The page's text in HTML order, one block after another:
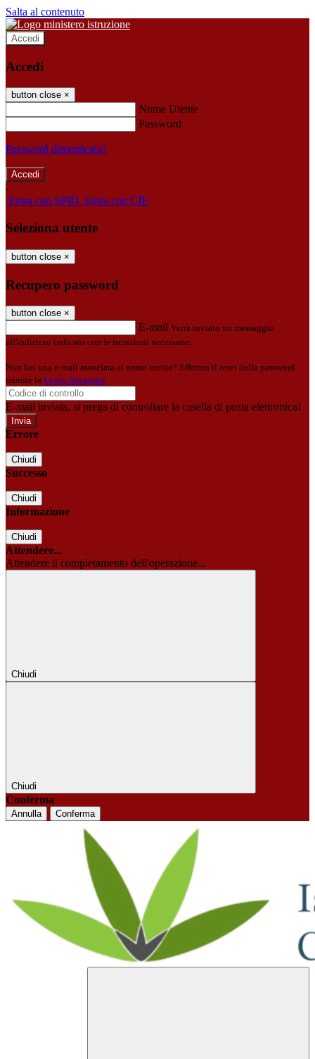
Salta al contenuto
Accedi
Accedi
button close ×
Nome Utente
Password
Password dimenticata?
-
Entra con SPID Entra con CIE
Seleziona utente
button close ×
Recupero password
button close ×
E-mail Verrà inviato un messaggio
all'indirizzo indicato con le istruzioni necessarie.
Non hai una e-mail associata al nome utente? Effettua il reset della password
tramite la Login Spaggiari
E-mail inviata, si prega di controllare la casella di posta elettronica!
Errore
Chiudi
Successo
Chiudi
Informazione
Chiudi
Attendere...
Attendere il completamento dell'operazione...
Chiudi
Chiudi
Conferma
Annulla Conferma